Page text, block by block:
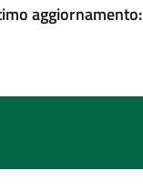
aggiornamento: